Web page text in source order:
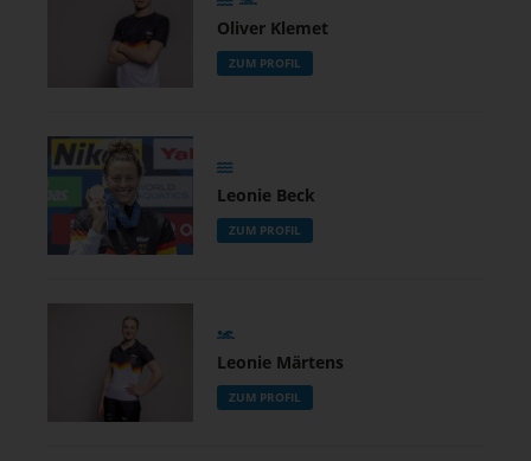
Oliver Klemet
ZUM PROFIL
Leonie Beck
ZUM PROFIL
Leonie Märtens
ZUM PROFIL